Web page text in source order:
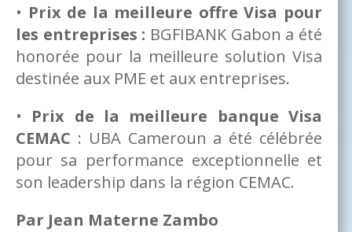
• Prix de la meilleure offre Visa pour
les entreprises : BGFIBANK Gabon a été
honorée pour la meilleure solution Visa
destinée aux PME et aux entreprises.
• Prix de la meilleure banque Visa
CEMAC : UBA Cameroun a été célébrée
pour sa performance exceptionnelle et
son leadership dans la région CEMAC.
Par Jean Materne Zambo